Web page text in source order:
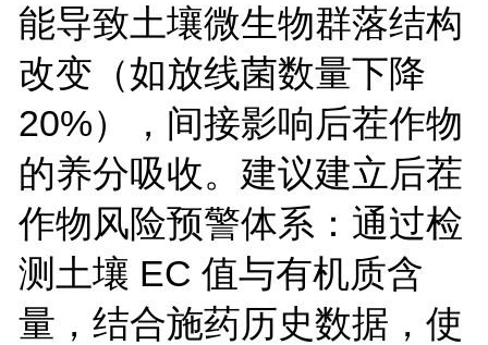
能导致土壤微生物群落结构
改变（如放线菌数量下降
20%），间接影响后茬作物
的养分吸收。建议建立后茬
作物风险预警体系：通过检
测土壤 EC 值与有机质含
量，结合施药历史数据，使